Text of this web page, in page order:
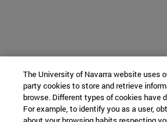
The University of Navarra website uses
party cookies to store and retrieve
browse. Different types of cookies have
For example, to identify you as a user,